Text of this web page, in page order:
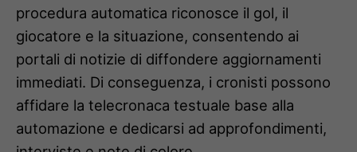
procedura automatica riconosce il gol, il
giocatore e la situazione, consentendo ai
portali di notizie di diffondere aggiornamenti
immediati. Di conseguenza, i cronisti possono
affidare la telecronaca testuale base alla
automazione e dedicarsi ad approfondimenti,